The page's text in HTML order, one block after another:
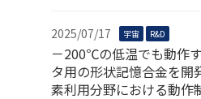
2025/07/17 宇宙 R&D
－200℃の低温でも動作
タ用の形状記憶合金を
素利用分野における動作